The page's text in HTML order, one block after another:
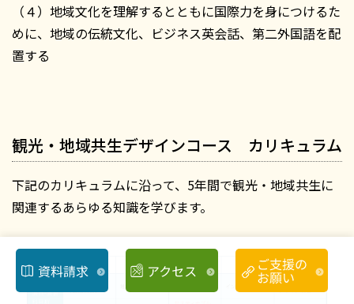
（４）地域文化を理解するとともに国際力を身につけるた
めに、地域の伝統文化、ビジネス英会話、第二外国語を配
置する
観光・地域共生デザインコース カリキュラム
下記のカリキュラムに沿って、5年間で観光・地域共生に
関連するあらゆる知識を学びます。